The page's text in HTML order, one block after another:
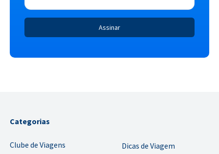
Categorias
Clube de Viagens
Dicas de Viagem